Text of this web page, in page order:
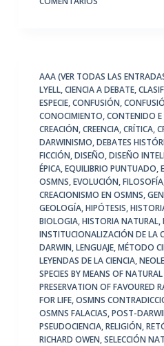
AAA (VER TODAS LAS
LYELL,CIENCIA A DEBATE,
ESPECIE,CONFUSIÓN,
CONOCIMIENTO,CONTENIDO E
CREACIÓN,CREENCIA,CRÍTICA,
DARWINISMO,DEBATES
FICCIÓN,DISEÑO,DISEÑO
ÉPICA,EQUILIBRIO PUNTUADO,
OSMNS,EVOLUCIÓN,FILOSOFÍA
CREACIONISMO EN OSMNS,
GEOLOGÍA,HIPÓTESIS,
BIOLOGIA,HISTORIA NATURAL,
INSTITUCIONALIZACIÓN DE LA
DARWIN,LENGUAJE,MÉTODO
LEYENDAS DE LA CIENCIA,
SPECIES BY MEANS OF
PRESERVATION OF FAVOURED
FOR LIFE,OSMNS
OSMNS FALACIAS,POST-
PSEUDOCIENCIA,RELIGIÓN,
RICHARD OWEN,SELECCIÓN